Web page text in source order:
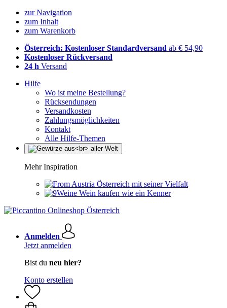
zur Navigation
zum Inhalt
zum Warenkorb
Österreich: Kostenloser Standardversand ab € 54,90
Kostenloser Rückversand
24 h Versand
Hilfe
Wo ist meine Bestellung?
Rücksendungen
Versandkosten
Zahlungsmöglichkeiten
Kontakt
Alle Hilfe-Themen
Mehr Inspiration
Österreich mit seiner Vielfalt
Wein kaufen wie ein Kenner
Anmelden
Jetzt anmelden
Bist du neu hier?
Konto erstellen